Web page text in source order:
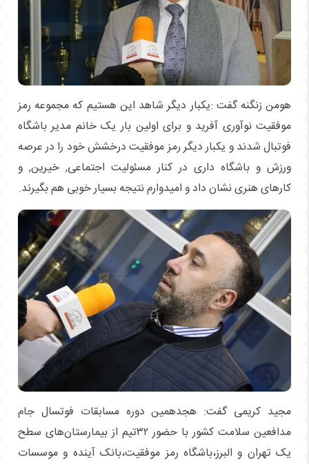
هومن زنگنه گفت :یکبار دیگر شاهد این هستیم که مجموعه رمز
موفقیت نوآوری آفرید و برای اولین بار یک خانم مدیر باشگاه
فوتبال شدند و یکبار دیگر رمز موفقیت درخشش خود را در عرصه
ورزش و باشگاه داری در کنار مسئولیت اجتماعی, خیرین, و
کارهای هنری نشان داد و امیدوارم نتیجه بسیار خوبی هم بگیرند.
مجید کریمی گفت: هجدهمین دوره مسابقات فوتسال جام
مدافعین سلامت کشور با حضور ۳۲تیم از بیمارستان‌های سطح
یک تهران و البرز،باشگاه رمز موفقیت،بانک آینده و موسسات